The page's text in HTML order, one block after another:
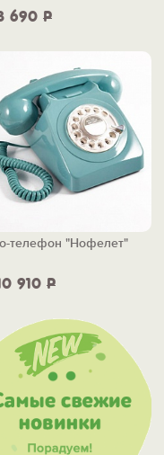
690 Р
910 Р
телефон "Нофелет"